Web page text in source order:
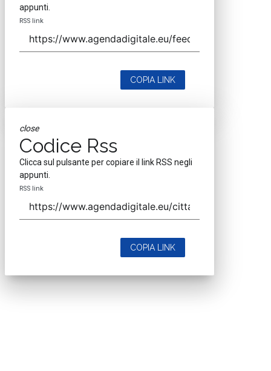
appunti.
RSS link
COPIA LINK
close
Codice Rss
Clicca sul pulsante per copiare il link RSS negli
appunti.
RSS link
COPIA LINK